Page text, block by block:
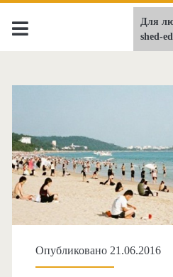
Опубликовано 21.06.2016
Для
shed-